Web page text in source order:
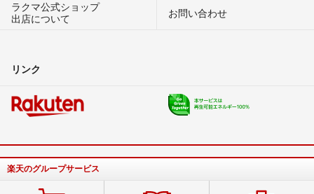
ラクマ公式ショップ
出店について
お問い合わせ
リンク
楽天のグループサービス